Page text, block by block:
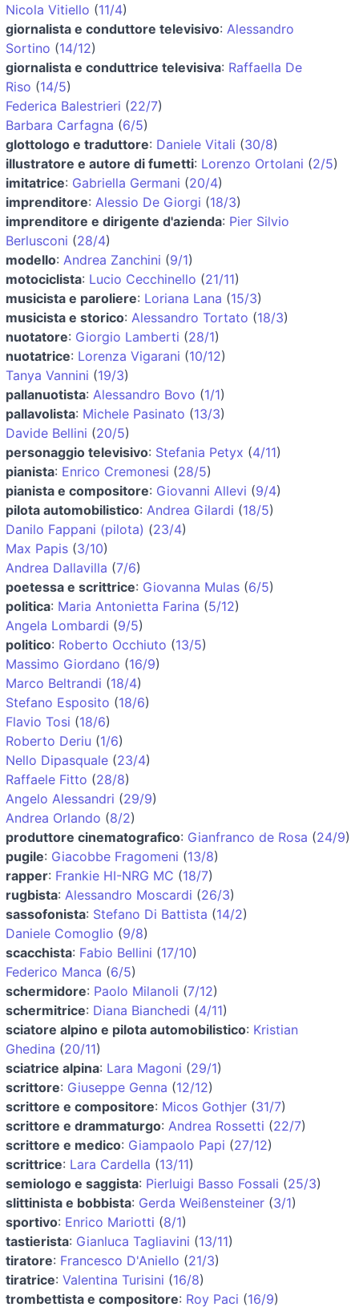
Nicola Vitiello (11/4)
giornalista e conduttore televisivo: Alessandro
Sortino (14/12)
giornalista e conduttrice televisiva: Raffaella De
Riso (14/5)
Federica Balestrieri (22/7)
Barbara Carfagna (6/5)
glottologo e traduttore: Daniele Vitali (30/8)
illustratore e autore di fumetti: Lorenzo Ortolani (2/5)
imitatrice: Gabriella Germani (20/4)
imprenditore: Alessio De Giorgi (18/3)
imprenditore e dirigente d'azienda: Pier Silvio
Berlusconi (28/4)
modello: Andrea Zanchini (9/1)
motociclista: Lucio Cecchinello (21/11)
musicista e paroliere: Loriana Lana (15/3)
musicista e storico: Alessandro Tortato (18/3)
nuotatore: Giorgio Lamberti (28/1)
nuotatrice: Lorenza Vigarani (10/12)
Tanya Vannini (19/3)
pallanuotista: Alessandro Bovo (1/1)
pallavolista: Michele Pasinato (13/3)
Davide Bellini (20/5)
personaggio televisivo: Stefania Petyx (4/11)
pianista: Enrico Cremonesi (28/5)
pianista e compositore: Giovanni Allevi (9/4)
pilota automobilistico: Andrea Gilardi (18/5)
Danilo Fappani (pilota) (23/4)
Max Papis (3/10)
Andrea Dallavilla (7/6)
poetessa e scrittrice: Giovanna Mulas (6/5)
politica: Maria Antonietta Farina (5/12)
Angela Lombardi (9/5)
politico: Roberto Occhiuto (13/5)
Massimo Giordano (16/9)
Marco Beltrandi (18/4)
Stefano Esposito (18/6)
Flavio Tosi (18/6)
Roberto Deriu (1/6)
Nello Dipasquale (23/4)
Raffaele Fitto (28/8)
Angelo Alessandri (29/9)
Andrea Orlando (8/2)
produttore cinematografico: Gianfranco de Rosa (24/9)
pugile: Giacobbe Fragomeni (13/8)
rapper: Frankie HI-NRG MC (18/7)
rugbista: Alessandro Moscardi (26/3)
sassofonista: Stefano Di Battista (14/2)
Daniele Comoglio (9/8)
scacchista: Fabio Bellini (17/10)
Federico Manca (6/5)
schermidore: Paolo Milanoli (7/12)
schermitrice: Diana Bianchedi (4/11)
sciatore alpino e pilota automobilistico: Kristian
Ghedina (20/11)
sciatrice alpina: Lara Magoni (29/1)
scrittore: Giuseppe Genna (12/12)
scrittore e compositore: Micos Gothjer (31/7)
scrittore e drammaturgo: Andrea Rossetti (22/7)
scrittore e medico: Giampaolo Papi (27/12)
scrittrice: Lara Cardella (13/11)
semiologo e saggista: Pierluigi Basso Fossali (25/3)
slittinista e bobbista: Gerda Weißensteiner (3/1)
sportivo: Enrico Mariotti (8/1)
tastierista: Gianluca Tagliavini (13/11)
tiratore: Francesco D'Aniello (21/3)
tiratrice: Valentina Turisini (16/8)
trombettista e compositore: Roy Paci (16/9)